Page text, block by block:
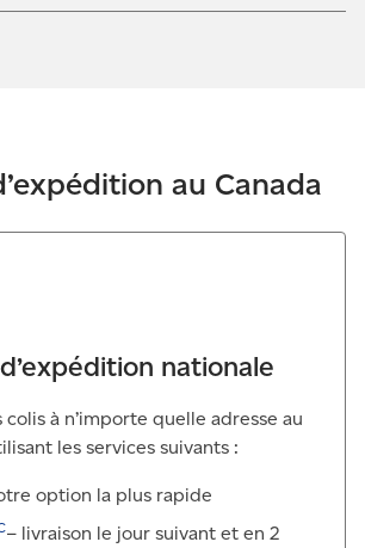
au Canada
nationale
colis à n’importe quelle adresse au
les services suivants :
option la plus rapide
– livraison le jour suivant et en 2